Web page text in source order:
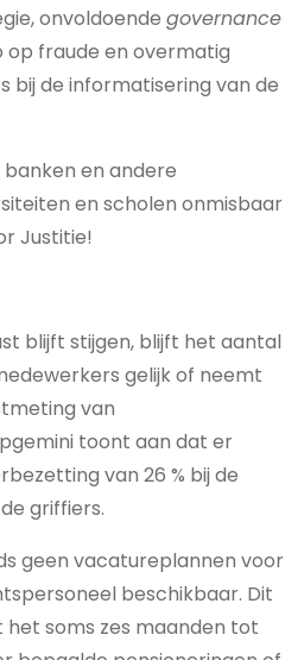
onvoldoende governance
op fraude en overmatig
bij de informatisering van de
en andere
en scholen onmisbaar
Justitie!
blijft stijgen, blijft het aantal
gelijk of neemt
van
toont aan dat er
van 26 % bij de
griffiers.
geen vacatureplannen voor
beschikbaar. Dit
soms zes maanden tot